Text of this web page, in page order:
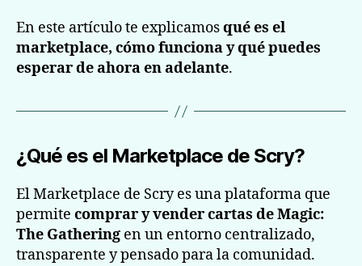
En este artículo te explicamosqué es el
marketplace, cómo funciona y qué puedes
esperar de ahora en adelante.
¿Qué es el Marketplace de Scry?
El Marketplace de Scry es una plataforma que
permite comprar y vender cartas de Magic:
The Gathering en un entorno centralizado,
transparente y pensado para la comunidad.